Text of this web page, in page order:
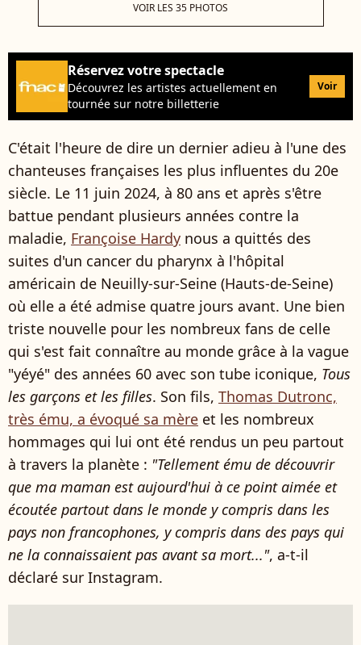
VOIR LES 35 PHOTOS
Réservez votre spectacle
Découvrez les artistes actuellement en
tournée sur notre billetterie
Voir
C'était l'heure de dire un dernier adieu à l'une des
chanteuses françaises les plus influentes du 20e
siècle. Le 11 juin 2024, à 80 ans et après s'être
battue pendant plusieurs années contre la
maladie, Françoise Hardy nous a quittés des
suites d'un cancer du pharynx à l'hôpital
américain de Neuilly-sur-Seine (Hauts-de-Seine)
où elle a été admise quatre jours avant. Une bien
triste nouvelle pour les nombreux fans de celle
qui s'est fait connaître au monde grâce à la vague
"yéyé" des années 60 avec son tube iconique, Tous
les garçons et les filles. Son fils, Thomas Dutronc,
très ému, a évoqué sa mère et les nombreux
hommages qui lui ont été rendus un peu partout
à travers la planète : "Tellement ému de découvrir
que ma maman est aujourd'hui à ce point aimée et
écoutée partout dans le monde y compris dans les
pays non francophones, y compris dans des pays qui
ne la connaissaient pas avant sa mort...", a-t-il
déclaré sur Instagram.